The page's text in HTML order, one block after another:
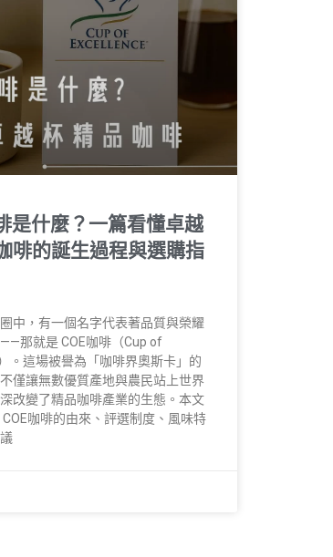
是什麼？一篇看懂卓越
啡的誕生過程與選購指
中，有一個名字代表著品質與榮耀
那就是 COE咖啡（Cup of
。這場被譽為「咖啡界奧斯卡」的
僅讓無數優質產地與農民站上世界
改變了精品咖啡產業的生態。本文
咖啡的由來、評選制度、風味特